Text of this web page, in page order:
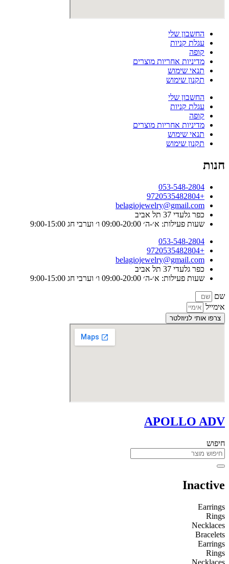
החשבון שלי
עגלת קניות
קופה
מדיניות אחריות מוצרים
תנאי שימוש
תקנון שימוש
החשבון שלי
עגלת קניות
קופה
מדיניות אחריות מוצרים
תנאי שימוש
תקנון שימוש
חנות
053-548-2804
+9720535482804
belagiojewelry@gmail.com
כפר גלעדי 37 תל אביב
שעות פעילות: א׳-ה׳ 09:00-20:00 ו׳ וערבי חג 9:00-15:00
053-548-2804
+9720535482804
belagiojewelry@gmail.com
כפר גלעדי 37 תל אביב
שעות פעילות: א׳-ה׳ 09:00-20:00 ו׳ וערבי חג 9:00-15:00
שם
אימייל
צרפו אותי לניוזלטר
APOLLO ADV
חיפוש
Inactive
Earrings
Rings
Necklaces
Bracelets
Earrings
Rings
Necklaces